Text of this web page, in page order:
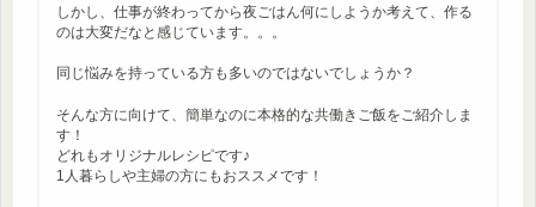
しかし、仕事が終わってから夜ごはん何にしようか考えて、作る
のは大変だなと感じています。。。
同じ悩みを持っている方も多いのではないでしょうか？
そんな方に向けて、簡単なのに本格的な共働きご飯をご紹介しま
す！
どれもオリジナルレシピです♪
1人暮らしや主婦の方にもおススメです！